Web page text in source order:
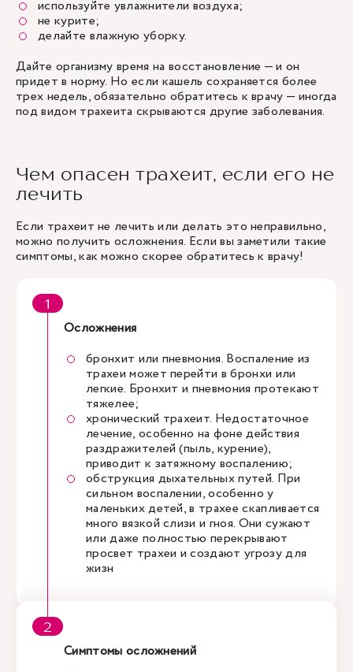
используйте увлажнители воздуха;
не курите;
делайте влажную уборку.
Дайте организму время на восстановление — и он
придет в норму. Но если кашель сохраняется более
трех недель, обязательно обратитесь к врачу — иногда
под видом трахеита скрываются другие заболевания.
Чем опасен трахеит, если его не
лечить
Если трахеит не лечить или делать это неправильно,
можно получить осложнения. Если вы заметили такие
симптомы, как можно скорее обратитесь к врачу!
Осложнения
бронхит или пневмония. Воспаление из
трахеи может перейти в бронхи или
легкие. Бронхит и пневмония протекают
тяжелее;
хронический трахеит. Недостаточное
лечение, особенно на фоне действия
раздражителей (пыль, курение),
приводит к затяжному воспалению;
обструкция дыхательных путей. При
сильном воспалении, особенно у
маленьких детей, в трахее скапливается
много вязкой слизи и гноя. Они сужают
или даже полностью перекрывают
просвет трахеи и создают угрозу для
жизн
Симптомы осложнений